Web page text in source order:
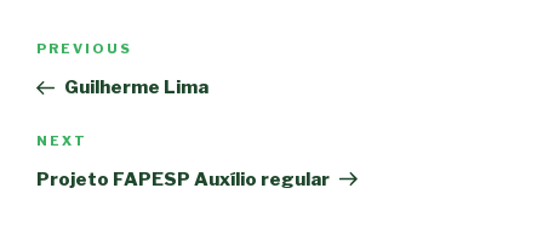
Post
Previous
Post
PREVIOUS
Guilherme Lima
Next
Post
NEXT
Projeto FAPESP Auxílio regular